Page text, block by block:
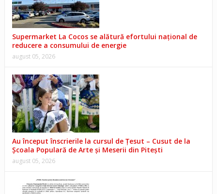
Supermarket La Cocos se alătură efortului național de
reducere a consumului de energie
august 05, 2026
Au început înscrierile la cursul de Țesut – Cusut de la
Școala Populară de Arte și Meserii din Pitești
august 05, 2026